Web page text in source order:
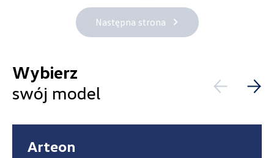
Następna strona
Wybierz
swój model
Arteon
ul. Brzezińska 17, Łódź
czesci.brzezinska@zimny.com.pl